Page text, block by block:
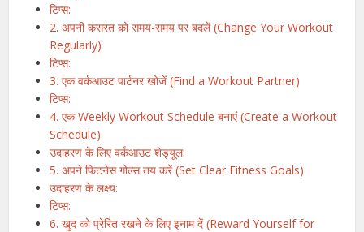
टिप्स:
2. अपनी कसरत को समय-समय पर बदलें (Change Your Workout
Regularly)
टिप्स:
3. एक वर्कआउट पार्टनर खोजें (Find a Workout Partner)
टिप्स:
4. एक Weekly Workout Schedule बनाएं (Create a Workout
Schedule)
उदाहरण के लिए वर्कआउट शेड्यूल:
5. अपने फिटनेस गोल्स तय करें (Set Clear Fitness Goals)
उदाहरण के लक्ष्य:
टिप्स:
6. खुद को प्रेरित रखने के लिए इनाम दें (Reward Yourself for